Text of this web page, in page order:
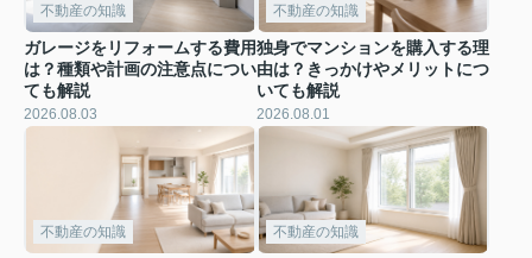
不動産の知識
ガレージをリフォームする費用
は？種類や計画の注意点につい
ても解説
2026.08.03
不動産の知識
独身でマンションを購入する理
由は？きっかけやメリットにつ
いても解説
2026.08.01
不動産の知識 不動産の知識